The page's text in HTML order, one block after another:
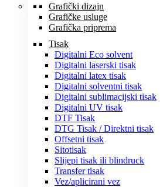
Grafički dizajn
Grafičke usluge
Grafička priprema
Tisak
Digitalni Eco solvent
Digitalni laserski tisak
Digitalni latex tisak
Digitalni solventni tisak
Digitalni sublimacijski tisak
Digitalni UV tisak
DTF Tisak
DTG Tisak / Direktni tisak
Offsetni tisak
Sitotisak
Slijepi tisak ili blindruck
Transfer tisak
Vez/aplicirani vez